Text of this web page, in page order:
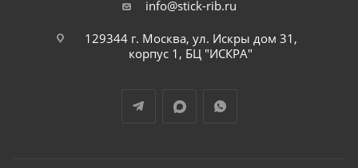
info@stick-rib.ru
129344 г. Москва, ул. Искры дом 31,
корпус 1, БЦ "ИСКРА"